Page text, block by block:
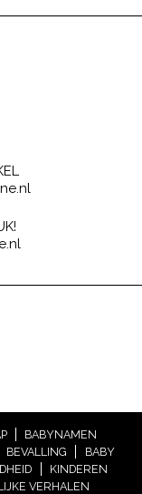
BABYNAMEN
BEVALLING
BABY
KINDEREN
VERHALEN